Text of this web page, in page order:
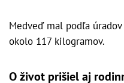
Medveď mal podľa
okolo 117 kilogramov.
O život prišiel aj